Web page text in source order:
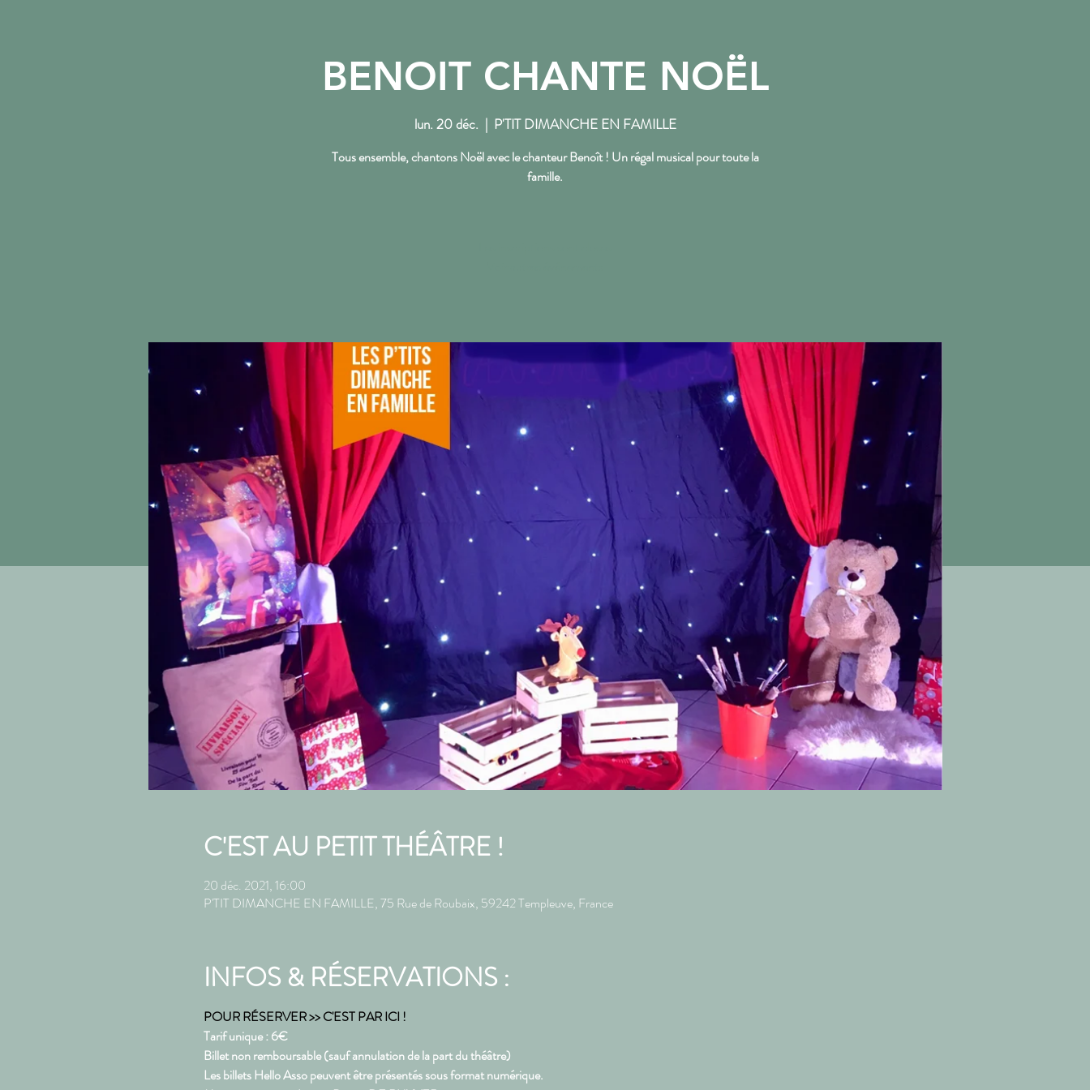
ACCUEIL NOS RENDEZ-VOUS L'ACTU DU PTT
BENOIT CHANTE NOËL
lun. 20 déc.
  |
P'TIT DIMANCHE EN FAMILLE
Tous ensemble, chantons Noël avec le chanteur Benoît ! Un régal musical pour toute la
famille.
C'EST AU PETIT THÉÂTRE !
20 déc. 2021, 16:00
P'TIT DIMANCHE EN FAMILLE, 75 Rue de Roubaix, 59242 Templeuve, France
INFOS & RÉSERVATIONS :
POUR RÉSERVER >> C'EST PAR ICI !
Tarif unique : 6€
Billet non remboursable (sauf annulation de la part du théâtre)
Les billets Hello Asso peuvent être présentés sous format numérique.